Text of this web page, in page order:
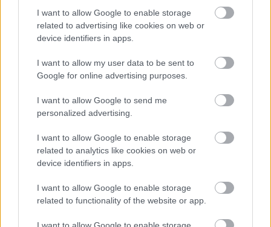
I want to allow Google to enable storage
related to advertising like cookies on web or
device identifiers in apps.
I want to allow my user data to be sent to
Google for online advertising purposes.
I want to allow Google to send me
personalized advertising.
I want to allow Google to enable storage
related to analytics like cookies on web or
device identifiers in apps.
I want to allow Google to enable storage
related to functionality of the website or app.
I want to allow Google to enable storage
143
14
13
10
16
12
7
8
6
2
3
9
14
4
2
143
14
13
10
16
12
7
6
3
14
2